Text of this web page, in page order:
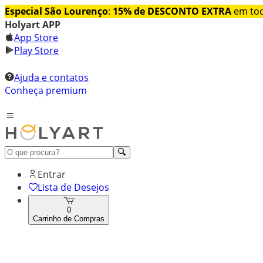
Especial São Lourenço: 15% de DESCONTO EXTRA em
Holyart APP
App Store
Play Store
Ajuda e contatos
Conheça premium
Entrar
Lista de Desejos
0
Carrinho de Compras